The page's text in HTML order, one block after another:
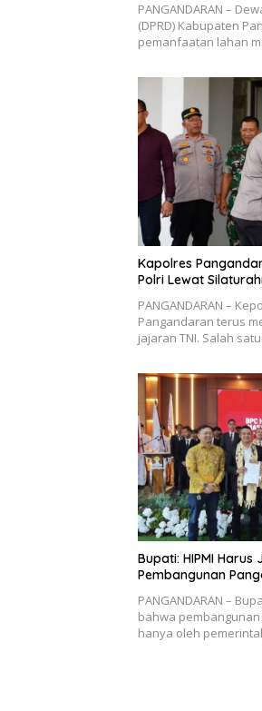
PANGANDARAN –
(DPRD) Kabupaten
pemanfaatan lahan
Kapolres
Polri Lewat
PANGANDARAN –
Pangandaran terus
jajaran TNI. Salah
Bupati: HIPMI
Pembangunan
PANGANDARAN –
bahwa
hanya oleh